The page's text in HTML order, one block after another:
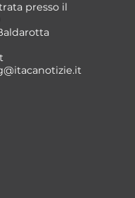
presso il